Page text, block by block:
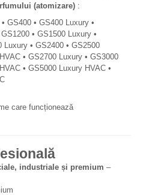
(atomizare) :
GS400 • GS400 Luxury •
• GS1500 Luxury •
Luxury • GS2400 • GS2500
• GS2700 Luxury • GS3000
• GS5000 Luxury HVAC •
care funcționează
industriale și premium –